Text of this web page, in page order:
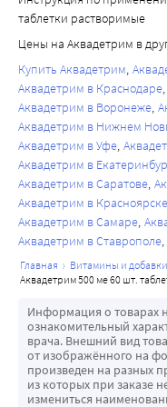
повреждения
у человека связаны с
риска сердечно-
сахарный диабет,
гипертензия, и
сосудистых
В исследованиях на
болезни Альцгеймера
накопление амилоида
функцию. В
человека показано,
болезни Альцгеймера
уровня витамина D и
функции и
низких уровнях
таблетки растворимые
Цены на Аквадетрим в
Купить Аквадетрим
Аквадетрим в Краснодаре
Аквадетрим в Воронеже
Аквадетрим в Нижнем
Аквадетрим в Уфе
Аквадетрим в
Аквадетрим в Саратове
Аквадетрим в Красноярске
Аквадетрим в Самаре
Аквадетрим в Ставрополе
главная витамины и добавки
аквадетрим 500 ме 60 шт.
Информация о товарах
ознакомительный
врача. Внешний вид
от изображённого на
произведен на разных
из которых при заказе
измениться